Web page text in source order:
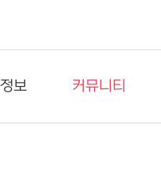
보
관
커뮤니티
이슈게시판